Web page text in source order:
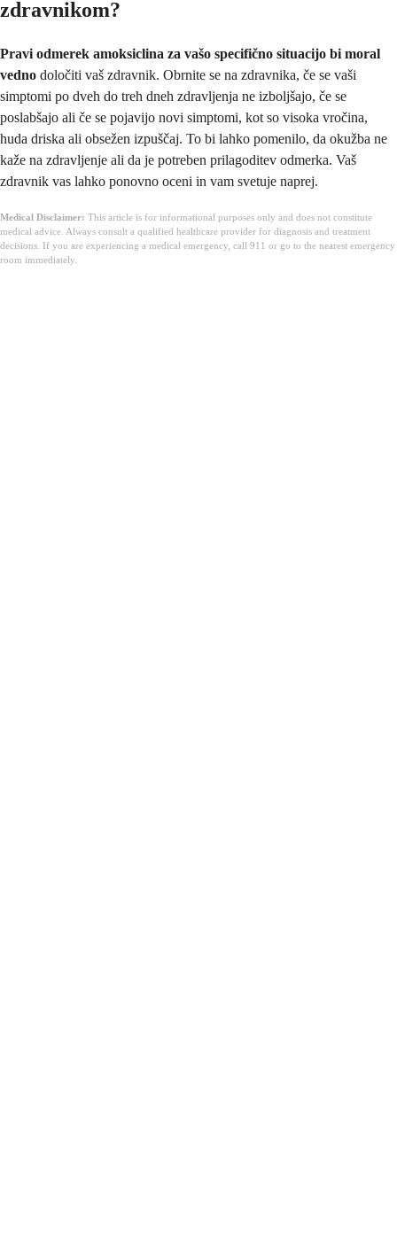
zdravnikom?
Pravi odmerek amoksiclina za vašo specifično situacijo bi moral
vedno določiti vaš zdravnik. Obrnite se na zdravnika, če se vaši
simptomi po dveh do treh dneh zdravljenja ne izboljšajo, če se
poslabšajo ali če se pojavijo novi simptomi, kot so visoka vročina,
huda driska ali obsežen izpuščaj. To bi lahko pomenilo, da okužba ne
kaže na zdravljenje ali da je potreben prilagoditev odmerka. Vaš
zdravnik vas lahko ponovno oceni in vam svetuje naprej.
Medical Disclaimer: This article is for informational purposes only and does not constitute
medical advice. Always consult a qualified healthcare provider for diagnosis and treatment
decisions. If you are experiencing a medical emergency, call 911 or go to the nearest emergency
room immediately.